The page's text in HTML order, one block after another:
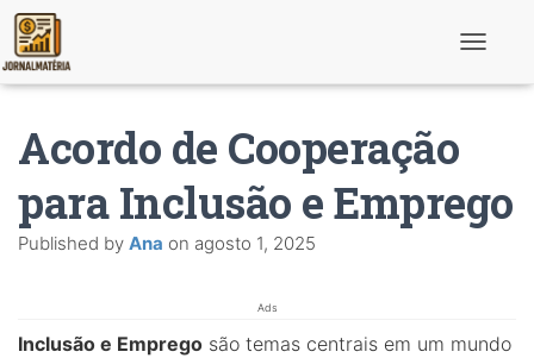
a
v
o
Acordo de Cooperação
para Inclusão e Emprego
Published by Ana on agosto 1, 2025
Ads
Inclusão e Emprego são temas centrais em um mundo